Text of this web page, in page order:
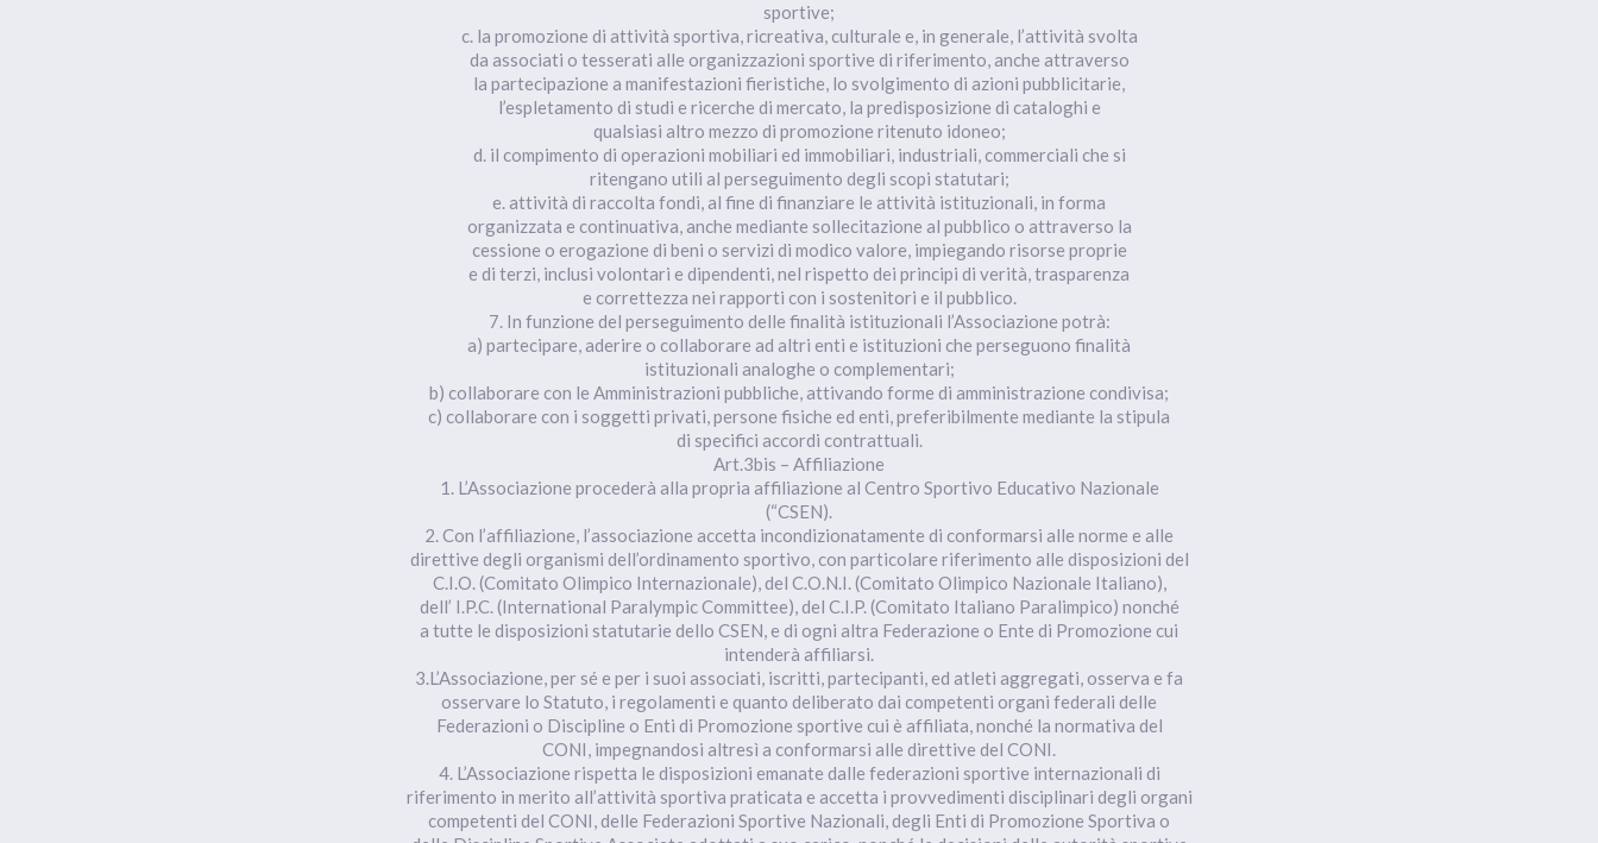
sportive;
c. la promozione di attività sportiva, ricreativa, culturale e, in generale, l’attività svolta
da associati o tesserati alle organizzazioni sportive di riferimento, anche attraverso
la partecipazione a manifestazioni fieristiche, lo svolgimento di azioni pubblicitarie,
l’espletamento di studi e ricerche di mercato, la predisposizione di cataloghi e
qualsiasi altro mezzo di promozione ritenuto idoneo;
d. il compimento di operazioni mobiliari ed immobiliari, industriali, commerciali che si
ritengano utili al perseguimento degli scopi statutari;
e. attività di raccolta fondi, al fine di finanziare le attività istituzionali, in forma
organizzata e continuativa, anche mediante sollecitazione al pubblico o attraverso la
cessione o erogazione di beni o servizi di modico valore, impiegando risorse proprie
e di terzi, inclusi volontari e dipendenti, nel rispetto dei principi di verità, trasparenza
e correttezza nei rapporti con i sostenitori e il pubblico.
7. In funzione del perseguimento delle finalità istituzionali l’Associazione potrà:
a) partecipare, aderire o collaborare ad altri enti e istituzioni che perseguono finalità
istituzionali analoghe o complementari;
b) collaborare con le Amministrazioni pubbliche, attivando forme di amministrazione condivisa;
c) collaborare con i soggetti privati, persone fisiche ed enti, preferibilmente mediante la stipula
di specifici accordi contrattuali.
Art.3bis – Affiliazione
1. L’Associazione procederà alla propria affiliazione al Centro Sportivo Educativo Nazionale
(“CSEN).
2. Con l’affiliazione, l’associazione accetta incondizionatamente di conformarsi alle norme e alle
direttive degli organismi dell’ordinamento sportivo, con particolare riferimento alle disposizioni del
C.I.O. (Comitato Olimpico Internazionale), del C.O.N.I. (Comitato Olimpico Nazionale Italiano),
dell’ I.P.C. (International Paralympic Committee), del C.I.P. (Comitato Italiano Paralimpico) nonché
a tutte le disposizioni statutarie dello CSEN, e di ogni altra Federazione o Ente di Promozione cui
intenderà affiliarsi.
3.L’Associazione, per sé e per i suoi associati, iscritti, partecipanti, ed atleti aggregati, osserva e fa
osservare lo Statuto, i regolamenti e quanto deliberato dai competenti organi federali delle
Federazioni o Discipline o Enti di Promozione sportive cui è affiliata, nonché la normativa del
CONI, impegnandosi altresì a conformarsi alle direttive del CONI.
4. L’Associazione rispetta le disposizioni emanate dalle federazioni sportive internazionali di
riferimento in merito all’attività sportiva praticata e accetta i provvedimenti disciplinari degli organi
competenti del CONI, delle Federazioni Sportive Nazionali, degli Enti di Promozione Sportiva o